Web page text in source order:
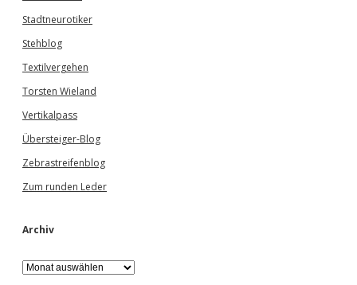
Stadtneurotiker
Stehblog
Textilvergehen
Torsten Wieland
Vertikalpass
Übersteiger-Blog
Zebrastreifenblog
Zum runden Leder
Archiv
A
r